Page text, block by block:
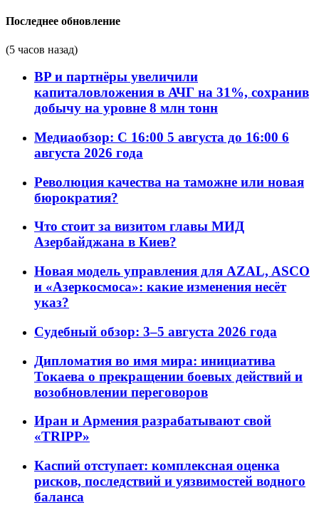
Последнее обновление
(5 часов назад)
BP и партнёры увеличили
капиталовложения в АЧГ на 31%, сохранив
добычу на уровне 8 млн тонн
Медиаобзор: С 16:00 5 августа до 16:00 6
августа 2026 года
Революция качества на таможне или новая
бюрократия?
Что стоит за визитом главы МИД
Азербайджана в Киев?
Новая модель управления для AZAL, ASCO
и «Азеркосмоса»: какие изменения несёт
указ?
Судебный обзор: 3–5 августа 2026 года
Дипломатия во имя мира: инициатива
Токаева о прекращении боевых действий и
возобновлении переговоров
Иран и Армения разрабатывают свой
«TRIPP»
Каспий отступает: комплексная оценка
рисков, последствий и уязвимостей водного
баланса